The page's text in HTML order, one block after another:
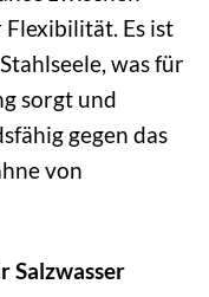
Es ist
was für
sorgt und
gegen das
von
Salzwasser